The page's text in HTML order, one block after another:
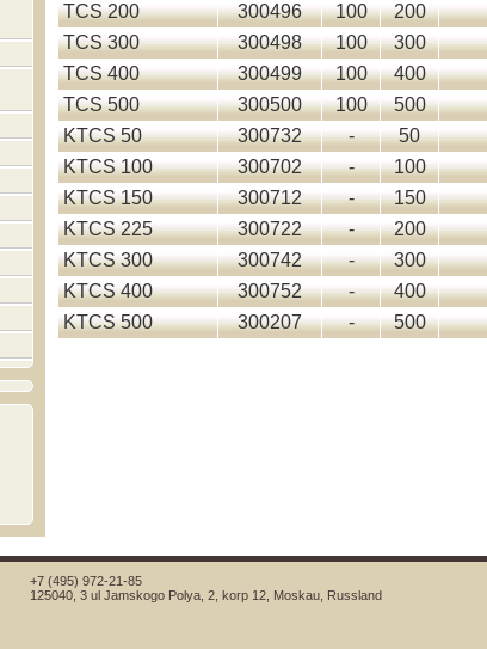
TCS 200
300496 100 200
TCS 300
300498 100 300
TCS 400
300499 100 400
TCS 500
300500 100 500
KTCS 50
300732 - 50
KTCS 100
300702 - 100
KTCS 150
300712 - 150
KTCS 225
300722 - 200
KTCS 300
300742 - 300
KTCS 400
300752 - 400
KTCS 500
300207 - 500
+7 (495) 972-21-85
125040, 3 ul Jamskogo Polya, 2, korp 12, Moskau, Russland